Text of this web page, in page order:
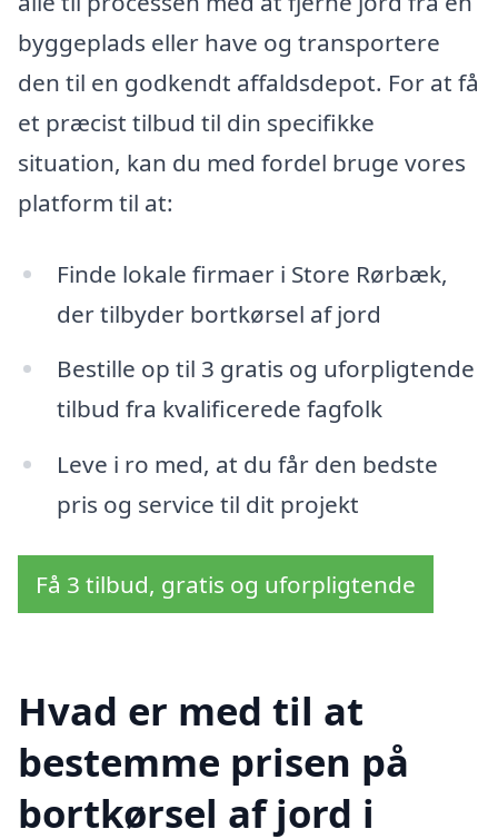
byggeplads eller have og transportere
den til en godkendt affaldsdepot. For at få
et præcist tilbud til din specifikke
situation, kan du med fordel bruge vores
platform til at:
Finde lokale firmaer i Store Rørbæk,
der tilbyder bortkørsel af jord
Bestille op til 3 gratis og uforpligtende
tilbud fra kvalificerede fagfolk
Leve i ro med, at du får den bedste
pris og service til dit projekt
Få 3 tilbud, gratis og uforpligtende
Hvad er med til at
bestemme prisen på
bortkørsel af jord i